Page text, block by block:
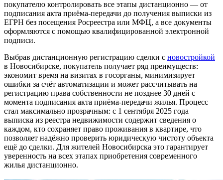
покупателю контролировать все этапы дистанционно — от
подписания акта приёма-передачи до получения выписки из
ЕГРН без посещения Росреестра или МФЦ, а все документы
оформляются с помощью квалифицированной электронной
подписи.
Выбрав дистанционную регистрацию сделки с новостройкой
в Новосибирске, покупатель получает ряд преимуществ:
экономит время на визитах в госорганы, минимизирует
ошибки за счёт автоматизации и может рассчитывать на
регистрацию права собственности не позднее 30 дней с
момента подписания акта приёма-передачи жилья. Процесс
стал максимально прозрачным: с 1 сентября 2025 года
выписка из реестра недвижимости содержит сведения о
каждом, кто сохраняет право проживания в квартире, что
позволяет надёжно проверить юридическую чистоту объекта
ещё до сделки. Для жителей Новосибирска это гарантирует
уверенность на всех этапах приобретения современного
жилья дистанционно.